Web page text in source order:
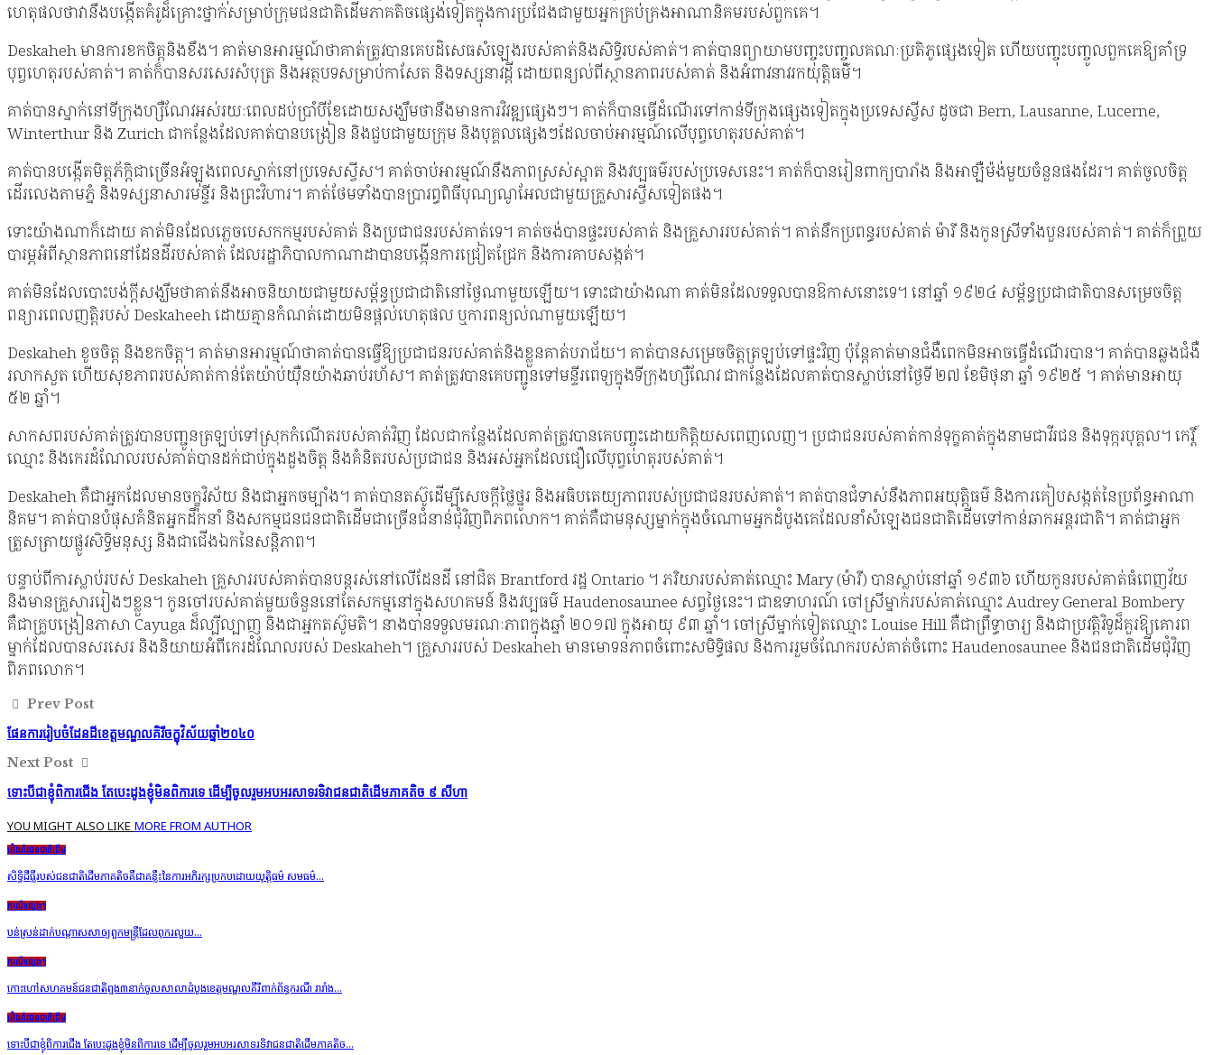
ហេតុផលថាវានឹងបង្កើតគំរូដ៏គ្រោះថ្នាក់សម្រាប់ក្រុមជនជាតិដើមភាគតិចផ្សេងទៀតក្នុងការប្រជែងជាមួយអ្នកគ្រប់គ្រងអាណានិគមរបស់ពួកគេ។
Deskaheh មានការខកចិត្តនិងខឹង។ គាត់មានអារម្មណ៍ថាគាត់ត្រូវបានគេបដិសេធសំឡេងរបស់គាត់និងសិទ្ធិរបស់គាត់។ គាត់បានព្យាយាមបញ្ចុះបញ្ចូលគណៈប្រតិភូផ្សេងទៀត ហើយបញ្ចុះបញ្ចូលពួកគេឱ្យគាំទ្រ
បុព្វហេតុរបស់គាត់។ គាត់​ក៏​បាន​សរសេរ​សំបុត្រ និង​អត្ថបទ​សម្រាប់​កាសែត និង​ទស្សនាវដ្ដី ដោយ​ពន្យល់​ពី​ស្ថានភាព​របស់​គាត់ និង​អំពាវនាវ​រក​យុត្តិធម៌។
គាត់បានស្នាក់នៅទីក្រុងហ្សឺណែវអស់រយៈពេលដប់ប្រាំបីខែដោយសង្ឃឹមថានឹងមានការវិវឌ្ឍផ្សេងៗ។ គាត់ក៏បានធ្វើដំណើរទៅកាន់ទីក្រុងផ្សេងទៀតក្នុងប្រទេសស្វីស ដូចជា Bern, Lausanne, Lucerne,
Winterthur និង Zurich ជាកន្លែងដែលគាត់បានបង្រៀន និងជួបជាមួយក្រុម និងបុគ្គលផ្សេងៗដែលចាប់អារម្មណ៍លើបុព្វហេតុរបស់គាត់។
គាត់​បាន​បង្កើត​មិត្តភ័ក្តិជា​ច្រើន​អំឡុង​ពេល​ស្នាក់​នៅ​ប្រទេស​ស្វីស។ គាត់ចាប់អារម្មណ៍នឹងភាពស្រស់ស្អាត និងវប្បធម៌របស់ប្រទេសនេះ។ គាត់ក៏បានរៀនពាក្យបារាំង និងអាឡឺម៉ង់មួយចំនួនផងដែរ។ គាត់ចូលចិត្ត
ដើរលេងតាមភ្នំ និងទស្សនាសារមន្ទីរ និងព្រះវិហារ។ គាត់ថែមទាំងបានប្រារព្ធពិធីបុណ្យណូអែលជាមួយគ្រួសារស្វីសទៀតផង។
ទោះយ៉ាងណាក៏ដោយ គាត់មិនដែលភ្លេចបេសកកម្មរបស់គាត់ និងប្រជាជនរបស់គាត់ទេ។ គាត់ចង់បានផ្ទះរបស់គាត់ និងគ្រួសាររបស់គាត់។ គាត់នឹកប្រពន្ធរបស់គាត់ ម៉ារី និងកូនស្រីទាំងបួនរបស់គាត់។ គាត់ក៏ព្រួយ
បារម្ភអំពីស្ថានភាពនៅដែនដីរបស់គាត់ ដែលរដ្ឋាភិបាលកាណាដាបានបង្កើនការជ្រៀតជ្រែក និងការគាបសង្កត់។
គាត់​មិន​ដែល​បោះបង់​ក្តី​សង្ឃឹម​ថា​គាត់​នឹង​អាច​និយាយ​ជាមួយ​សម្ព័ន្ធ​ប្រជាជាតិ​នៅ​ថ្ងៃ​ណាមួយ​ឡើយ។ ទោះ​ជា​យ៉ាង​ណា គាត់​មិន​ដែល​ទទួល​បាន​ឱកាស​នោះ​ទេ។ នៅឆ្នាំ ១៩២៤ សម្ព័ន្ធប្រជាជាតិបានសម្រេចចិត្ត
ពន្យារពេលញត្តិរបស់ Deskaheeh ដោយគ្មានកំណត់ដោយមិនផ្តល់ហេតុផល ឬការពន្យល់ណាមួយឡើយ។
Deskaheh ខូចចិត្ត និងខកចិត្ត។ គាត់​មាន​អារម្មណ៍​ថា​គាត់​បាន​ធ្វើឱ្យ​ប្រជាជន​របស់​គាត់​និង​ខ្លួន​គាត់បរាជ័យ។ គាត់​បាន​សម្រេច​ចិត្ត​ត្រឡប់​ទៅ​ផ្ទះ​វិញ ប៉ុន្តែ​គាត់​មាន​ជំងឺ​ពេក​មិន​អាច​ធ្វើ​ដំណើរ​បាន។ គាត់​បាន​ឆ្លង​ជំងឺ​
រលាក​សួត ហើយ​សុខភាព​របស់គាត់​កាន់តែ​យ៉ាប់យ៉ឺន​យ៉ាង​ឆាប់រហ័ស​។ គាត់ត្រូវបានគេបញ្ជូនទៅមន្ទីរពេទ្យក្នុងទីក្រុងហ្សឺណែវ ជាកន្លែងដែលគាត់បានស្លាប់នៅថ្ងៃទី ២៧ ខែមិថុនា ឆ្នាំ ១៩២៥ ។ គាត់មានអាយុ
៥២ ឆ្នាំ។
សាកសពរបស់គាត់ត្រូវបានបញ្ជូនត្រឡប់ទៅស្រុកកំណើតរបស់គាត់វិញ ដែលជាកន្លែងដែលគាត់ត្រូវបានគេបញ្ចុះដោយកិត្តិយសពេញលេញ។ ប្រជាជន​របស់​គាត់​កាន់​ទុក្ខ​គាត់​ក្នុង​នាម​ជា​វីរជន និង​ទុក្ករបុគ្គល។ កេរ្តិ៍
ឈ្មោះ និងកេរដំណែលរបស់គាត់បានដក់ជាប់ក្នុងដួងចិត្ត និងគំនិតរបស់ប្រជាជន និងអស់អ្នកដែលជឿលើបុព្វហេតុរបស់គាត់។
Deskaheh គឺជាអ្នកដែលមានចក្ខុវិស័យ និងជាអ្នកចម្បាំង។ គាត់បានតស៊ូដើម្បីសេចក្តីថ្លៃថ្នូរ និងអធិបតេយ្យភាពរបស់ប្រជាជនរបស់គាត់។ គាត់បានជំទាស់នឹងភាពអយុត្តិធម៌ និងការគៀបសង្កត់នៃប្រព័ន្ធអាណា
និគម។ គាត់បានបំផុសគំនិតអ្នកដឹកនាំ និងសកម្មជនជនជាតិដើមជាច្រើនជំនាន់ជុំវិញពិភពលោក។ គាត់គឺជាមនុស្សម្នាក់ក្នុងចំណោមអ្នកដំបូងគេដែលនាំសំឡេងជនជាតិដើមទៅកាន់ឆាកអន្តរជាតិ។ គាត់ជាអ្នក
ត្រួសត្រាយផ្លូវសិទ្ធិមនុស្ស និងជាជើងឯកនៃសន្តិភាព។
បន្ទាប់ពីការស្លាប់របស់ Deskaheh គ្រួសាររបស់គាត់បានបន្តរស់នៅលើដែនដី នៅជិត Brantford រដ្ឋ Ontario ។ ភរិយារបស់គាត់ឈ្មោះ Mary (ម៉ារី) បានស្លាប់នៅឆ្នាំ ១៩៣៦ ហើយកូនរបស់គាត់ធំពេញវ័យ
និងមានគ្រួសាររៀងៗខ្លួន។ កូនចៅរបស់គាត់មួយចំនួននៅតែសកម្មនៅក្នុងសហគមន៍ និងវប្បធម៌ Haudenosaunee សព្វថ្ងៃនេះ។ ជាឧទាហរណ៍ ចៅស្រីម្នាក់របស់គាត់ឈ្មោះ Audrey General Bombery
គឺជាគ្រូបង្រៀនភាសា Cayuga ដ៏ល្បីល្បាញ និងជាអ្នកតស៊ូមតិ។ នាងបានទទួលមរណៈភាពក្នុងឆ្នាំ ២០១៧ ក្នុងអាយុ ៩៣ ឆ្នាំ។ ចៅស្រីម្នាក់ទៀតឈ្មោះ Louise Hill គឺជាព្រឹទ្ធាចារ្យ និងជាប្រវត្តិវិទូដ៏គួរឱ្យគោរព
ម្នាក់ដែលបានសរសេរ និងនិយាយអំពីកេរដំណែលរបស់ Deskaheh។ គ្រួសាររបស់ Deskaheh មានមោទនភាពចំពោះសមិទ្ធិផល និងការរួមចំណែករបស់គាត់ចំពោះ Haudenosaunee និងជនជាតិដើមជុំវិញ
ពិភពលោក។
Prev Post
ផែនការរៀបចំដែនដីខេត្តមណ្ឌលគិរីចក្ខុវិស័យឆ្នាំ២០៤០
Next Post
ទោះបីជាខ្ញុំពិការជើង តែបេះដូងខ្ញុំមិនពិការទេ ដើម្បីចូលរួមអបអរសាទរទិវាជនជាតិដើមភាគតិច ៩ សីហា
YOU MIGHT ALSO LIKE MORE FROM AUTHOR
រឿងរ៉ាវជនជាតិដើម
សិទ្ធិដីធ្លីរបស់ជនជាតិដើមភាគតិចគឺជាគន្លឹះនៃការអភិរក្សប្រកប​ដោយ​​យុត្តិធម៌ សមធម៌…
ករណីផ្សេងៗ
បន់ស្រន់ដាក់បណ្ដាសសាឲ្យពួកមន្ត្រីដែលពុករលួយ…
ករណីផ្សេងៗ
កោះហៅសហគមន៍ជនជាតិព្នង៣នាក់ចូលសាលាដំបូងខេត្តមណ្ឌលគីរីពាក់ព័ន្ធករណី រារាំង…
រឿងរ៉ាវជនជាតិដើម
ទោះបីជាខ្ញុំពិការជើង តែបេះដូងខ្ញុំមិនពិការទេ ដើម្បីចូលរួមអបអរសាទរទិវាជនជាតិដើមភាគតិច…